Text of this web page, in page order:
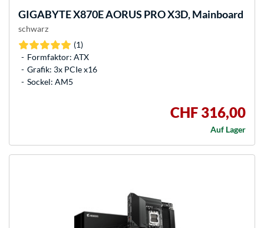
GIGABYTEX870E AORUS PRO X3D, Mainboard
schwarz
(1)
Formfaktor: ATX
Grafik: 3x PCIe x16
Sockel: AM5
CHF 316,00
Auf Lager